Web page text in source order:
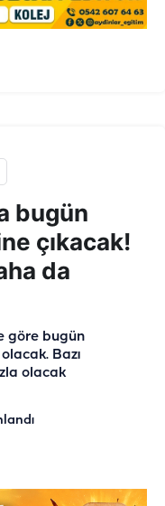
bugün
çıkacak!
da
göre bugün
Bazı
olacak